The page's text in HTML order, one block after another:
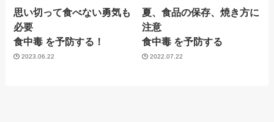
思い切って食べない勇気も
必要
食中毒 を予防する！
2023.06.22
夏、食品の保存、焼き方に
注意
食中毒 を予防する
2022.07.22